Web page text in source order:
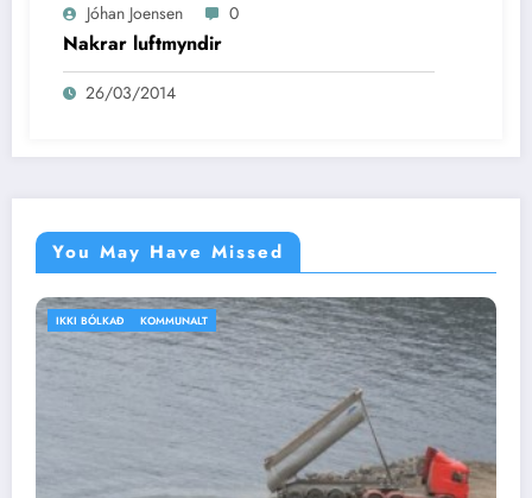
Jóhan Joensen 0
Nakrar luftmyndir
26/03/2014
You May Have Missed
IKKI BÓLKAÐ VEÐRIÐ